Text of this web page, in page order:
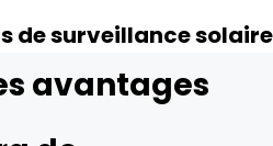
de surveillance solaire
avantages